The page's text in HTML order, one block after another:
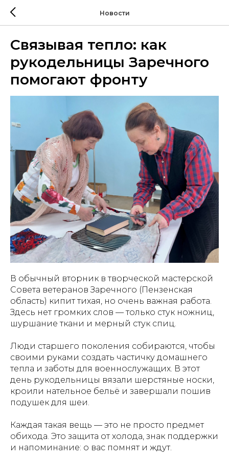
Новости
Связывая тепло: как
рукодельницы Заречного
помогают фронту
В обычный вторник в творческой мастерской
Совета ветеранов Заречного (Пензенская
область) кипит тихая, но очень важная работа.
Здесь нет громких слов — только стук ножниц,
шуршание ткани и мерный стук спиц.
Люди старшего поколения собираются, чтобы
своими руками создать частичку домашнего
тепла и заботы для военнослужащих. В этот
день рукодельницы вязали шерстяные носки,
кроили нательное бельё и завершали пошив
подушек для шеи.
Каждая такая вещь — это не просто предмет
обихода. Это защита от холода, знак поддержки
и напоминание: о вас помнят и ждут.